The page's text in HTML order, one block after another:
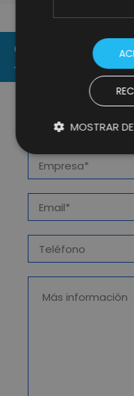
CONTACT US
MOSTRAR